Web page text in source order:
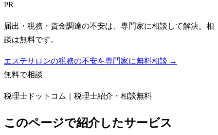
PR
届出・税務・資金調達の不安は、専門家に相談して解決。相
談は無料です。
エステサロンの税務の不安を専門家に無料相談 →
無料で相談
税理士ドットコム｜税理士紹介・相談無料
このページで紹介したサービス